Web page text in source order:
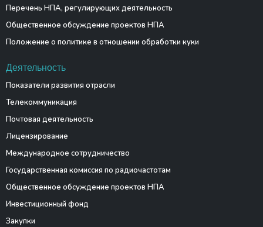
Перечень НПА, регулирующих деятельность
Общественное обсуждение проектов НПА
Положение о политике в отношении обработки куки
Деятельность
Показатели развития отрасли
Телекоммуникация
Почтовая деятельность
Лицензирование
Международное сотрудничество
Государственная комиссия по радиочастотам
Общественное обсуждение проектов НПА
Инвестиционный фонд
Закупки